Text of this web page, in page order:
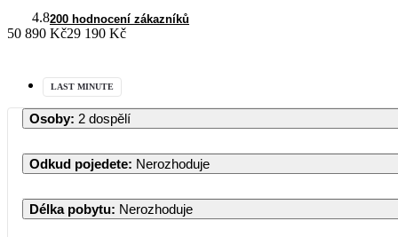
4.8200 hodnocení zákazníků
50 890 Kč29 190 Kč
LAST MINUTE
Osoby: 2 dospělí
Odkud pojedete: Nerozhoduje
Délka pobytu: Nerozhoduje